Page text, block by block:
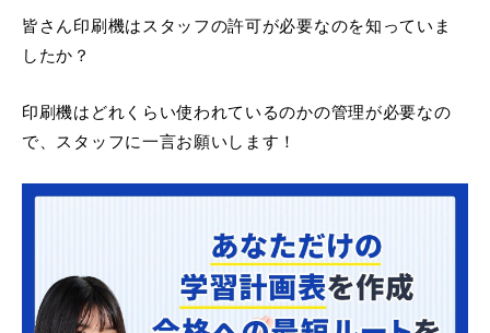
皆さん印刷機はスタッフの許可が必要なのを知っていま
したか？
印刷機はどれくらい使われているのかの管理が必要なの
で、スタッフに一言お願いします！